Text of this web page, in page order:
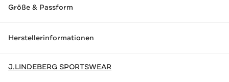
Größe & Passform
Herstellerinformationen
J.LINDEBERG SPORTSWEAR